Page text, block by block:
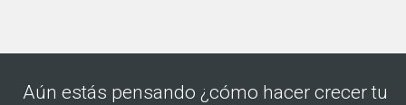
Aún estás pensando ¿cómo hacer crecer tu